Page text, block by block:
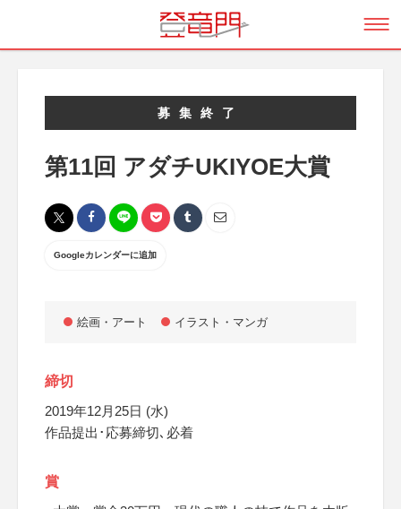
募集終了
第11回 アダチUKIYOE大賞
Googleカレンダーに追加
絵画・アート イラスト・マンガ
締切
2019年12月25日 (水)
作品提出･応募締切､必着
賞